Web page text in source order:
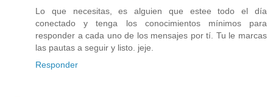
Lo que necesitas, es alguien que estee todo el día
conectado y tenga los conocimientos mínimos para
responder a cada uno de los mensajes por tí. Tu le marcas
las pautas a seguir y listo. jeje.
Responder